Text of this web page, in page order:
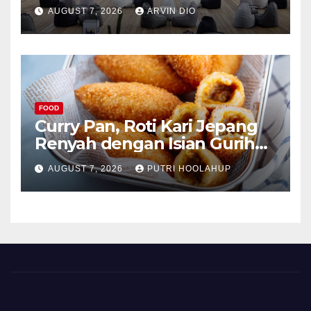
AUGUST 7, 2026 ARVIN DIO
FOOD
Curry Pan, Roti Kari Jepang
Renyah dengan Isian Gurih
Menggoda
AUGUST 7, 2026 PUTRI HOOLAHUP